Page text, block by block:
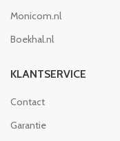
Monicom.nl
Boekhal.nl
KLANTSERVICE
Contact
Garantie